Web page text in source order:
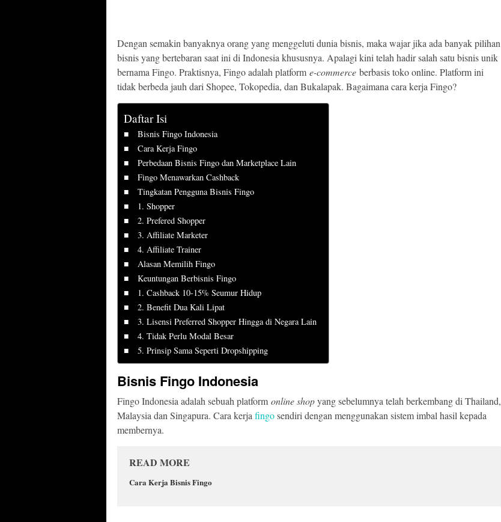
Dengan semakin banyaknya orang yang menggeluti dunia bisnis, maka wajar jika ada banyak pilihan
bisnis yang bertebaran saat ini di Indonesia khususnya. Apalagi kini telah hadir salah satu bisnis unik
bernama Fingo. Praktisnya, Fingo adalah platform e-commerce berbasis toko online. Platform ini
tidak berbeda jauh dari Shopee, Tokopedia, dan Bukalapak. Bagaimana cara kerja Fingo?
Daftar Isi
Bisnis Fingo Indonesia
Cara Kerja Fingo
Perbedaan Bisnis Fingo dan Marketplace Lain
Fingo Menawarkan Cashback
Tingkatan Pengguna Bisnis Fingo
1. Shopper
2. Prefered Shopper
3. Affiliate Marketer
4. Affiliate Trainer
Alasan Memilih Fingo
Keuntungan Berbisnis Fingo
1. Cashback 10-15% Seumur Hidup
2. Benefit Dua Kali Lipat
3. Lisensi Preferred Shopper Hingga di Negara Lain
4. Tidak Perlu Modal Besar
5. Prinsip Sama Seperti Dropshipping
Bisnis Fingo Indonesia
Fingo Indonesia adalah sebuah platform online shopyang sebelumnya telah berkembang di Thailand,
Malaysia dan Singapura. Cara kerjafingosendiri dengan menggunakan sistem imbal hasil kepada
membernya.
READ MORE
Cara Kerja Bisnis Fingo